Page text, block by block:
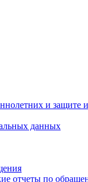
и защите
данных
отчеты по